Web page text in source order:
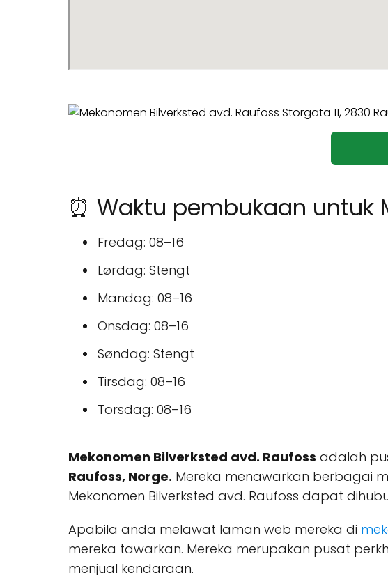
⏰ Waktu pembukaan untuk
Fredag: 08–16
Lørdag: Stengt
Mandag: 08–16
Onsdag: 08–16
Søndag: Stengt
Tirsdag: 08–16
Torsdag: 08–16
Mekonomen Bilverksted avd. Raufoss adalah
Raufoss, Norge. Mereka menawarkan berbagai
Mekonomen Bilverksted avd. Raufoss dapat
Apabila anda melawat laman web mereka di
mereka tawarkan. Mereka merupakan pusat
menjual kendaraan.